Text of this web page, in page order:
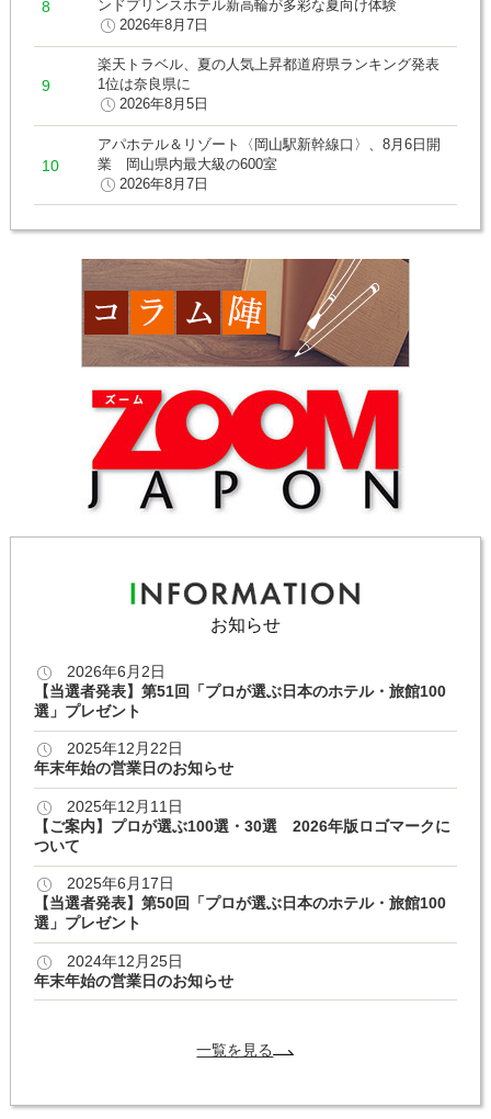
ンドプリンスホテル新高輪が多彩な夏向け体験
2026年8月7日
楽天トラベル、夏の人気上昇都道府県ランキング発表
1位は奈良県に
2026年8月5日
アパホテル＆リゾート〈岡山駅新幹線口〉、8月6日開
業 岡山県内最大級の600室
2026年8月7日
お知らせ
2026年6月2日
【当選者発表】第51回「プロが選ぶ日本のホテル・旅館100
選」プレゼント
2025年12月22日
年末年始の営業日のお知らせ
2025年12月11日
【ご案内】プロが選ぶ100選・30選 2026年版ロゴマークに
ついて
2025年6月17日
【当選者発表】第50回「プロが選ぶ日本のホテル・旅館100
選」プレゼント
2024年12月25日
年末年始の営業日のお知らせ
一覧を見る